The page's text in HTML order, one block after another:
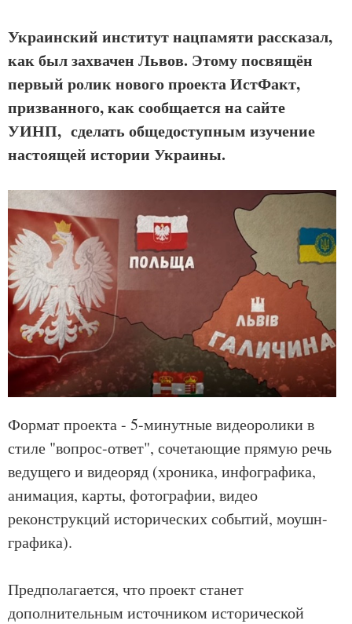
Украинский институт нацпамяти рассказал,
как был захвачен Львов. Этому посвящён
первый ролик нового проекта ИстФакт,
призванного, как сообщается на сайте
УИНП, сделать общедоступным изучение
настоящей истории Украины.
Формат проекта - 5-минутные видеоролики в
стиле "вопрос-ответ", сочетающие прямую речь
ведущего и видеоряд (хроника, инфографика,
анимация, карты, фотографии, видео
реконструкций исторических событий, моушн-
графика).
Предполагается, что проект станет
дополнительным источником исторической